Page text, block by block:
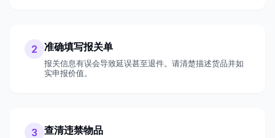
2 准确填写报关单
报关信息有误会导致延误甚至退件。请清楚描述货品并如
实申报价值。
3 查清违禁物品